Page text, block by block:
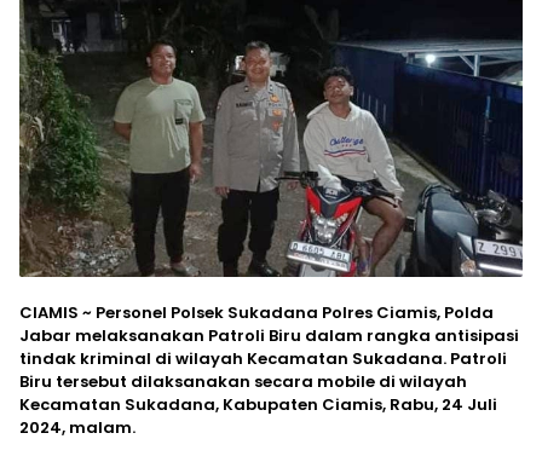
CIAMIS ~ Personel Polsek Sukadana Polres Ciamis, Polda
Jabar melaksanakan Patroli Biru dalam rangka antisipasi
tindak kriminal di wilayah Kecamatan Sukadana. Patroli
Biru tersebut dilaksanakan secara mobile di wilayah
Kecamatan Sukadana, Kabupaten Ciamis, Rabu, 24 Juli
2024, malam.